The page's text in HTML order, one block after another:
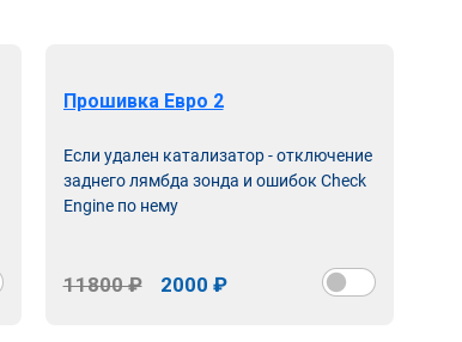
Прошивка Евро 2
Если удален катализатор - отключение
заднего лямбда зонда и ошибок Check
Engine по нему
11800 ₽ 2000 ₽